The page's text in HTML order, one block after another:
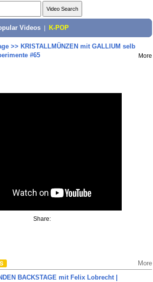
Videos K-POP
>> KRISTALLMÜNZEN mit GALLIUM selb
#65
More
Share:
More
BACKSTAGE mit Felix Lobrecht |